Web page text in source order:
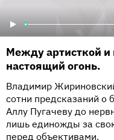
Между артисткой
настоящий огонь.
Владимир
сотни предсказаний о
Аллу Пугачеву до
лишь единожды за
перед объективами.